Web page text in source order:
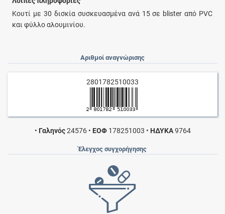
Κουτί με 30 δισκία συσκευασμένα ανά 15 σε blister από PVC
και φύλλο αλουμινίου.
Αριθμοί αναγνώρισης
2801782510033
• Γαληνός24576 • ΕΟΦ178251003 • ΗΔΥΚΑ9764
Έλεγχος συγχορήγησης